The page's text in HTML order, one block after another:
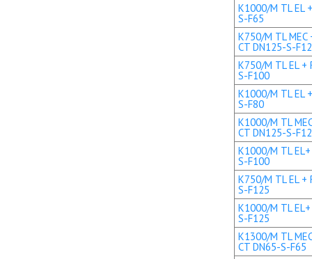
K1000/M TL EL
S-F65
K750/M TL MEC
CT DN125-S-
K750/M TL EL +
S-F100
K1000/M TL EL
S-F80
K1000/M TL
CT DN125-S-
K1000/M TL
S-F100
K750/M TL EL +
S-F125
K1000/M TL
S-F125
K1300/M TL
CT DN65-S-F65